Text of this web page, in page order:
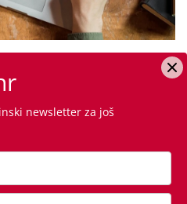
novinara ili
našem timu
newsletter za još